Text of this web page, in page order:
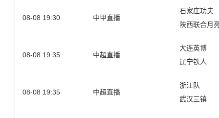
08-08 19:30 中甲直播
石家庄功夫
陕西联合月
08-08 19:35 中超直播
大连英博
辽宁铁人
08-08 19:35 中超直播
浙江队
武汉三镇